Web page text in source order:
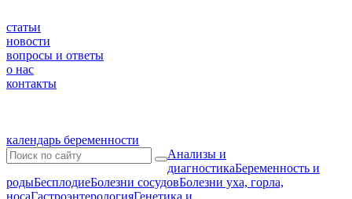
статьи
новости
вопросы и ответы
о нас
контакты
календарь беременности
Анализы и
диагностикаБеременность и
родыБесплодиеБолезни сосудовБолезни уха, горла,
носаГастроэнтерологияГенетика и